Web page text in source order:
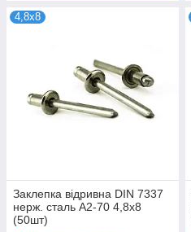
4,8х8
Заклепка відривна DIN 7337
нерж. сталь А2-70 4,8х8
(50шт)